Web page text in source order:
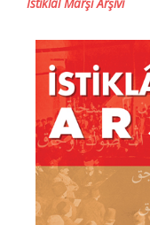
İstiklal Marşı Arşivi